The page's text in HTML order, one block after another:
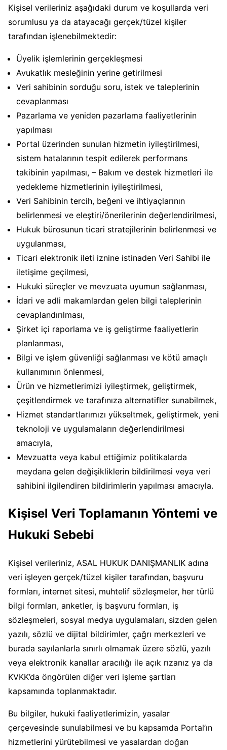
Kişisel verileriniz aşağıdaki durum ve koşullarda veri
sorumlusu ya da atayacağı gerçek/tüzel kişiler
tarafından işlenebilmektedir:
Üyelik işlemlerinin gerçekleşmesi
Avukatlık mesleğinin yerine getirilmesi
Veri sahibinin sorduğu soru, istek ve taleplerinin
cevaplanması
Pazarlama ve yeniden pazarlama faaliyetlerinin
yapılması
Portal üzerinden sunulan hizmetin iyileştirilmesi,
sistem hatalarının tespit edilerek performans
takibinin yapılması, – Bakım ve destek hizmetleri ile
yedekleme hizmetlerinin iyileştirilmesi,
Veri Sahibinin tercih, beğeni ve ihtiyaçlarının
belirlenmesi ve eleştiri/önerilerinin değerlendirilmesi,
Hukuk bürosunun ticari stratejilerinin belirlenmesi ve
uygulanması,
Ticari elektronik ileti iznine istinaden Veri Sahibi ile
iletişime geçilmesi,
Hukuki süreçler ve mevzuata uyumun sağlanması,
İdari ve adli makamlardan gelen bilgi taleplerinin
cevaplandırılması,
Şirket içi raporlama ve iş geliştirme faaliyetlerin
planlanması,
Bilgi ve işlem güvenliği sağlanması ve kötü amaçlı
kullanımının önlenmesi,
Ürün ve hizmetlerimizi iyileştirmek, geliştirmek,
çeşitlendirmek ve tarafınıza alternatifler sunabilmek,
Hizmet standartlarımızı yükseltmek, geliştirmek, yeni
teknoloji ve uygulamaların değerlendirilmesi
amacıyla,
Mevzuatta veya kabul ettiğimiz politikalarda
meydana gelen değişikliklerin bildirilmesi veya veri
sahibini ilgilendiren bildirimlerin yapılması amacıyla.
Kişisel Veri Toplamanın Yöntemi ve
Hukuki Sebebi
Kişisel verileriniz, ASAL HUKUK DANIŞMANLIK adına
veri işleyen gerçek/tüzel kişiler tarafından, başvuru
formları, internet sitesi, muhtelif sözleşmeler, her türlü
bilgi formları, anketler, iş başvuru formları, iş
sözleşmeleri, sosyal medya uygulamaları, sizden gelen
yazılı, sözlü ve dijital bildirimler, çağrı merkezleri ve
burada sayılanlarla sınırlı olmamak üzere sözlü, yazılı
veya elektronik kanallar aracılığı ile açık rızanız ya da
KVKK’da öngörülen diğer veri işleme şartları
kapsamında toplanmaktadır.
Bu bilgiler, hukuki faaliyetlerimizin, yasalar
çerçevesinde sunulabilmesi ve bu kapsamda Portal’ın
hizmetlerini yürütebilmesi ve yasalardan doğan